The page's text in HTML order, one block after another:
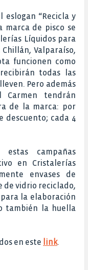
eslogan “Recicla y
marca de pisco se
Líquidos para
Chillán, Valparaíso,
funcionen como
todas las
Pero además
Carmen tendrán
de la marca: por
descuento; cada 4
campañas
en Cristalerías
envases de
de vidrio reciclado,
la elaboración
también la huella
en este link.